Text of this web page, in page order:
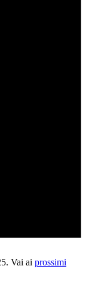
Vai ai prossimi